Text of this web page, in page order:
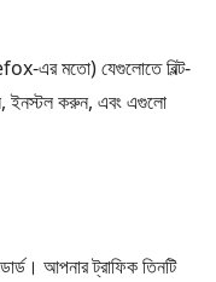
এর মতো) যেগুলোতে বিল্ট-
ইনস্টল করুন, এবং এগুলো
আপনার ট্রাফিক তিনটি